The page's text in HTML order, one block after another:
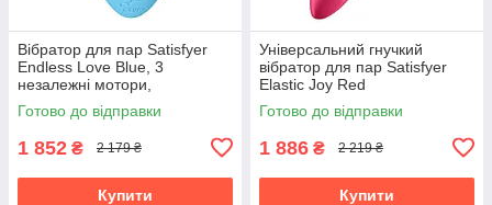
Вібратор для пар Satisfyer
Endless Love Blue, 3
незалежні мотори,
багатофункціональний
Готово до відправки
1 852 ₴ 2 179 ₴
Купити
Універсальний гнучкий
вібратор для пар Satisfyer
Elastic Joy Red
Готово до відправки
1 886 ₴ 2 219 ₴
Купити